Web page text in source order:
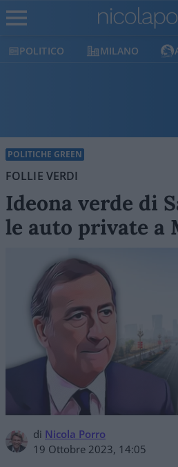
POLITICO MILANO
POLITICHE GREEN
FOLLIE VERDI
Ideona verde di
le auto private a
di Nicola Porro
19 Ottobre 2023, 14:05